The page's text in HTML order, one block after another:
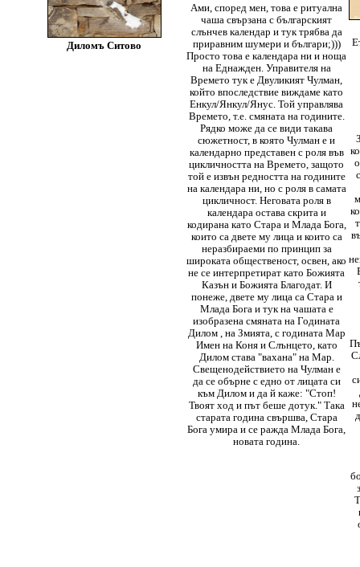
Диломъ Ситово
Ами, според мен, това е ритуална
чаша свързана с българският
слънчев календар и тук трябва да
приравним шумери и българи;)))
Просто това е календара ни и ноща
на Еднажден. Управителя на
Времето тук е Двуликият Чулман,
който впоследствие виждаме като
Енкул/Янкул/Янус. Той управлява
Времето, т.е. смяната на годините.
Рядко може да се види такава
сюжетност, в която Чулман е и
календарно представен с роля във
цикличността на Времето, защото
той е извън редността на годините
на календара ни, но с роля в самата
цикличност. Неговата роля в
календара остава скрита и
кодирана като Стара и Млада Бога,
които са двете му лица и които са
неразбираеми по принцип за
широката общественост, освен, ако
не се интерпретират като Божията
Казън и Божията Благодат. И
понеже, двете му лица са Стара и
Млада Бога и тук на чашата е
изобразена смяната на Годината
Дилом , на Змията, с годината Мар
Имен на Коня и Слънцето, като
Дилом става "вахана" на Мар.
Свещенодействието на Чулман е
да се обърне с едно от лицата си
към Дилом и да й каже: "Стоп!
Твоят ход и път беше дотук." Така
старата година свършва, Стара
Бога умира и се ражда Млада Бога,
новата година.